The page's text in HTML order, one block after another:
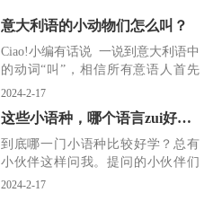
意大利语的小动物们怎么叫？
Ciao!小编有话说 一说到意大利语中
的动词“叫”，相信所有意语人首先
会想到的
2024-2-17
这些小语种，哪个语言zui好学？听说zui后一种zui难学
到底哪一门小语种比较好学？总有
小伙伴这样问我。提问的小伙伴们
多多少少抱着走捷径的
2024-2-17